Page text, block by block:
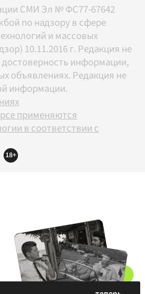
СМИ Эл № ФС77-67642
по надзору в сфере
и массовых
10.11.2016 г. Редакция не
достоверность информации,
объявлениях. Редакция не
информации.
применяются
в соответствии с
18+